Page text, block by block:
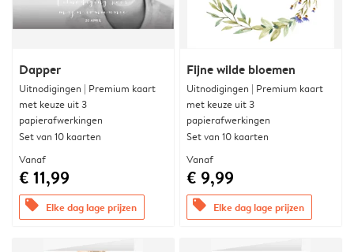
Dapper
Uitnodigingen | Premium kaart
met keuze uit 3
papierafwerkingen
Set van 10 kaarten
Vanaf
€ 11,99
offers Elke dag lage prijzen
Fijne wilde bloemen
Uitnodigingen | Premium kaart
met keuze uit 3
papierafwerkingen
Set van 10 kaarten
Vanaf
€ 9,99
offers Elke dag lage prijzen